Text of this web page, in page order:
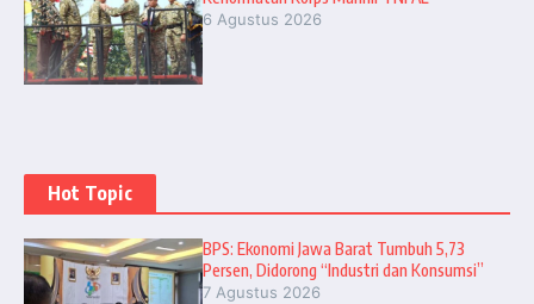
6 Agustus 2026
Hot Topic
BPS: Ekonomi Jawa Barat Tumbuh 5,73
Persen, Didorong “Industri dan Konsumsi”
7 Agustus 2026